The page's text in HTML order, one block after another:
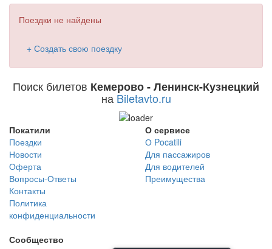
Поездки не найдены
+ Создать свою поездку
Поиск билетов Кемерово - Ленинск-Кузнецкий
на Biletavto.ru
Покатили
Поездки
Новости
Оферта
Вопросы-Ответы
Контакты
Политика
конфиденциальности
О сервисе
О Pocatili
Для пассажиров
Для водителей
Преимущества
Сообщество